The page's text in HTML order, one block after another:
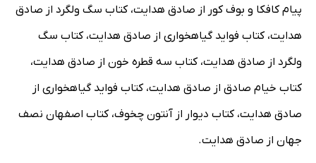
پیام کافکا و بوف کور از صادق هدایت، کتاب سگ ولگرد از صادق
هدایت، کتاب فواید گیاهخواری از صادق هدایت، کتاب سگ
ولگرد از صادق هدایت، کتاب سه قطره خون از صادق هدایت،
کتاب خیام صادق از صادق هدایت، کتاب فواید گیاهخواری از
صادق هدایت، کتاب دیوار از آنتون چخوف، کتاب اصفهان نصف
جهان از صادق هدایت.